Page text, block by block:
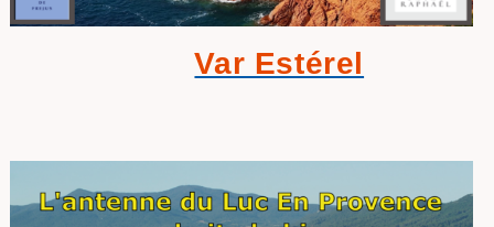
Var Estérel